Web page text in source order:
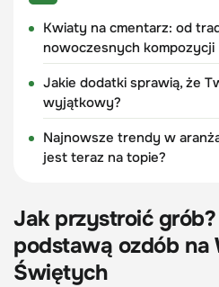
Kwiaty na cmentarz: od
nowoczesnych kompozycji
Jakie dodatki sprawią, że
wyjątkowy?
Najnowsze trendy w
jest teraz na topie?
Jak przystroić
podstawą ozdób na
Świętych